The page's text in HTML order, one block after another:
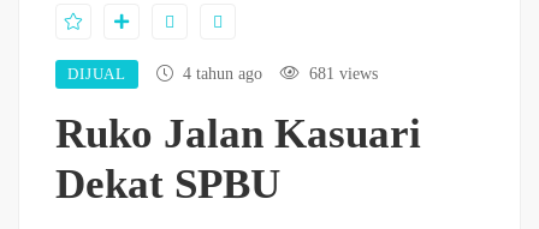
DIJUAL 4 tahun ago 681 views
Ruko Jalan Kasuari
Dekat SPBU